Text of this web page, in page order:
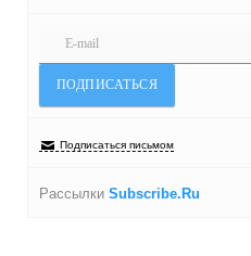
Подписаться письмом
Рассылки Subscribe.Ru